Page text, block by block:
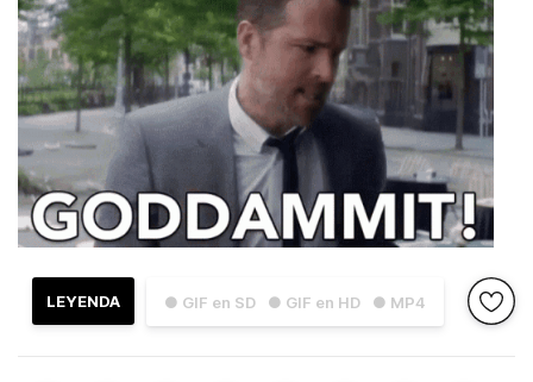
● GIF en SD ● GIF en HD ● MP4
LEYENDA